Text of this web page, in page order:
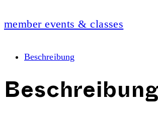
member events & classes
Beschreibung
Beschreibung